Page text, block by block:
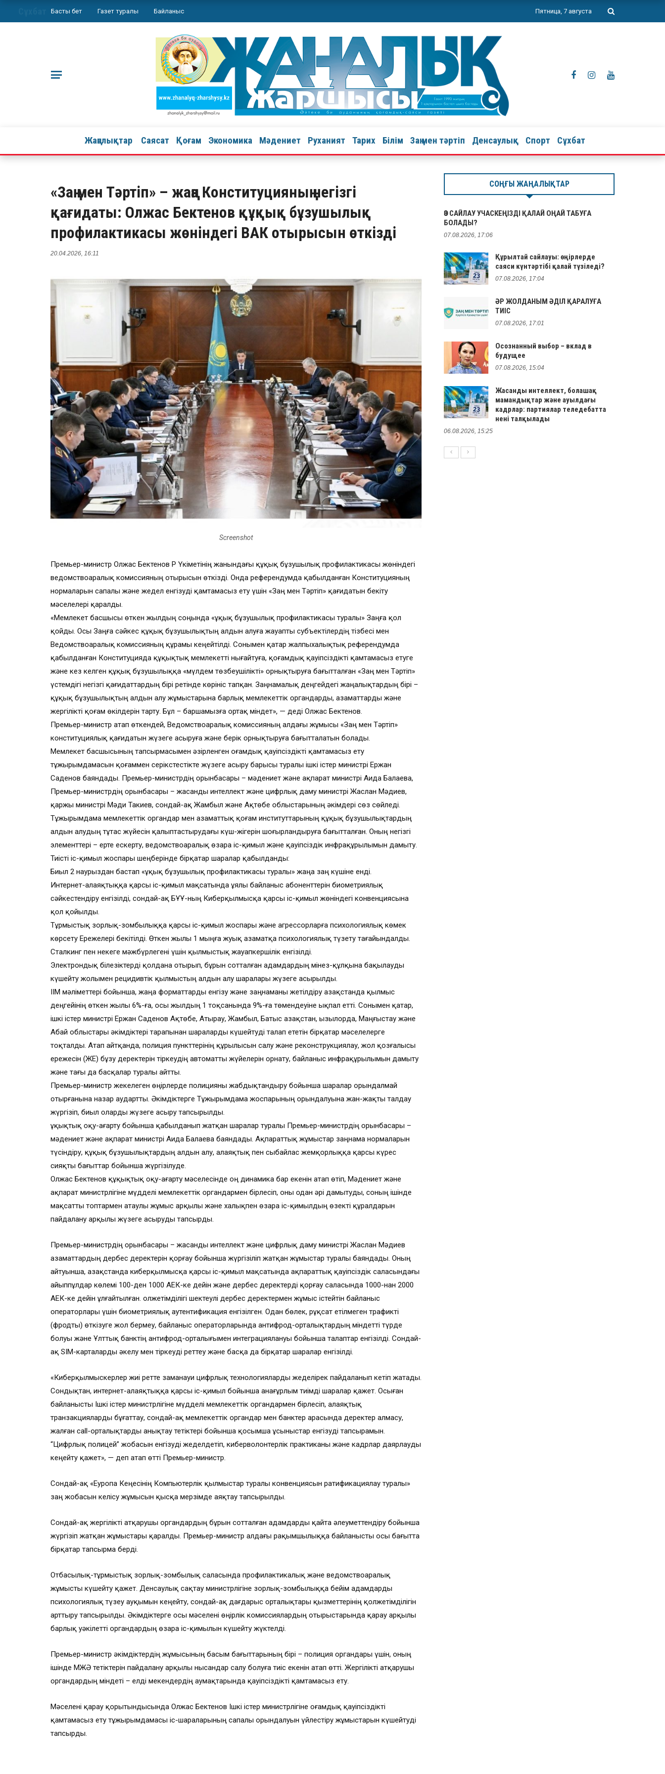
Басты бет Газет туралы Байланыс Пятница, 7 августа
Жаңалықтар Саясат Қоғам Экономика Мәдениет Руханият Тарих Білім Заң мен тәртіп Денсаулық Спорт Сұхбат
«Заң мен Тәртіп» – жаңа Конституцияның негізгі
қағидаты: Олжас Бектенов құқық бұзушылық
профилактикасы жөніндегі ВАК отырысын өткізді
20.04.2026, 16:11
Screenshot
Премьер-министр Олжас Бектенов ҚР Үкіметінің жанындағы құқық бұзушылық профилактикасы жөніндегі
ведомствоаралық комиссияның отырысын өткізді. Онда референдумда қабылданған Конституцияның
нормаларын сапалы және жедел енгізуді қамтамасыз ету үшін «Заң мен Тәртіп» қағидатын бекіту
мәселелері қаралды.
«Мемлекет басшысы өткен жылдың соңында «Құқық бұзушылық профилактикасы туралы» Заңға қол
қойды. Осы Заңға сәйкес құқық бұзушылықтың алдын алуға жауапты субъектілердің тізбесі мен
Ведомствоаралық комиссияның құрамы кеңейтілді. Сонымен қатар жалпыхалықтық референдумда
қабылданған Конституцияда құқықтық мемлекетті нығайтуға, қоғамдық қауіпсіздікті қамтамасыз етуге
және кез келген құқық бұзушылыққа «мүлдем төзбеушілікті» орнықтыруға бағытталған «Заң мен Тәртіп»
үстемдігі негізгі қағидаттардың бірі ретінде көрініс тапқан. Заңнамалық деңгейдегі жаңалықтардың бірі –
құқық бұзушылықтың алдын алу жұмыстарына барлық мемлекеттік органдарды, азаматтарды және
жергілікті қоғам өкілдерін тарту. Бұл – баршамызға ортақ міндет», — деді Олжас Бектенов.
Премьер-министр атап өткендей, Ведомствоаралық комиссияның алдағы жұмысы «Заң мен Тәртіп»
конституциялық қағидатын жүзеге асыруға және берік орнықтыруға бағытталатын болады.
Мемлекет басшысының тапсырмасымен әзірленген Қоғамдық қауіпсіздікті қамтамасыз ету
тұжырымдамасын қоғаммен серікстестікте жүзеге асыру барысы туралы ішкі істер министрі Ержан
Саденов баяндады. Премьер-министрдің орынбасары – мәдениет және ақпарат министрі Аида Балаева,
Премьер-министрдің орынбасары – жасанды интеллект және цифрлық даму министрі Жаслан Мәдиев,
қаржы министрі Мәди Такиев, сондай-ақ Жамбыл және Ақтөбе облыстарының әкімдері сөз сөйледі.
Тұжырымдама мемлекеттік органдар мен азаматтық қоғам институттарының құқық бұзушылықтардың
алдын алудың тұтас жүйесін қалыптастырудағы күш-жігерін шоғырландыруға бағытталған. Оның негізгі
элементтері – ерте ескерту, ведомствоаралық өзара іс-қимыл және қауіпсіздік инфрақұрылымын дамыту.
Тиісті іс-қимыл жоспары шеңберінде бірқатар шаралар қабылданды:
Биыл 2 наурыздан бастап «Құқық бұзушылық профилактикасы туралы» жаңа заң күшіне енді.
Интернет-алаяқтыққа қарсы іс-қимыл мақсатында ұялы байланыс абоненттерін биометриялық
сәйкестендіру енгізілді, сондай-ақ БҰҰ-ның Киберқылмысқа қарсы іс-қимыл жөніндегі конвенциясына
қол қойылды.
Тұрмыстық зорлық-зомбылыққа қарсы іс-қимыл жоспары және агрессорларға психологиялық көмек
көрсету Ережелері бекітілді. Өткен жылы 1 мыңға жуық азаматқа психологиялық түзету тағайындалды.
Сталкинг пен некеге мәжбүрлегені үшін қылмыстық жауапкершілік енгізілді.
Электрондық білезіктерді қолдана отырып, бұрын сотталған адамдардың мінез-құлқына бақылауды
күшейту жолымен рецидивтік қылмыстың алдын алу шаралары жүзеге асырылды.
ІІМ мәліметтері бойынша, жаңа форматтарды енгізу және заңнаманы жетілдіру Қазақстанда қылмыс
деңгейінің өткен жылы 6%-ға, осы жылдың 1 тоқсанында 9%-ға төмендеуіне ықпал етті. Сонымен қатар,
ішкі істер министрі Ержан Саденов Ақтөбе, Атырау, Жамбыл, Батыс Қазақстан, Қызылорда, Маңғыстау және
Абай облыстары әкімдіктері тарапынан шараларды күшейтуді талап ететін бірқатар мәселелерге
тоқталды. Атап айтқанда, полиция пункттерінің құрылысын салу және реконструкциялау, жол қозғалысы
ережесін (ЖҚЕ) бұзу деректерін тіркеудің автоматты жүйелерін орнату, байланыс инфрақұрылымын дамыту
және тағы да басқалар туралы айтты.
Премьер-министр жекелеген өңірлерде полицияны жабдықтандыру бойынша шаралар орындалмай
отырғанына назар аудартты. Әкімдіктерге Тұжырымдама жоспарының орындалуына жан-жақты талдау
жүргізіп, биыл оларды жүзеге асыру тапсырылды.
Құқықтық оқу-ағарту бойынша қабылданып жатқан шаралар туралы Премьер-министрдің орынбасары –
мәдениет және ақпарат министрі Аида Балаева баяндады. Ақпараттық жұмыстар заңнама нормаларын
түсіндіру, құқық бұзушылықтардың алдын алу, алаяқтық пен сыбайлас жемқорлыққа қарсы күрес
сияқты бағыттар бойынша жүргізілуде.
Олжас Бектенов құқықтық оқу-ағарту мәселесінде оң динамика бар екенін атап өтіп, Мәдениет және
ақпарат министрлігіне мүдделі мемлекеттік органдармен бірлесіп, оны одан әрі дамытуды, соның ішінде
мақсатты топтармен атаулы жұмыс арқылы және халықпен өзара іс-қимылдың өзекті құралдарын
пайдалану арқылы жүзеге асыруды тапсырды.
Премьер-министрдің орынбасары – жасанды интеллект және цифрлық даму министрі Жаслан Мәдиев
азаматтардың дербес деректерін қорғау бойынша жүргізіліп жатқан жұмыстар туралы баяндады. Оның
айтуынша, Қазақстанда киберқылмысқа қарсы іс-қимыл мақсатында ақпараттық қауіпсіздік саласындағы
айыппұлдар көлемі 100-ден 1000 АЕК-ке дейін және дербес деректерді қорғау саласында 1000-нан 2000
АЕК-ке дейін ұлғайтылған. Қолжетімділігі шектеулі дербес деректермен жұмыс істейтін байланыс
операторлары үшін биометриялық аутентификация енгізілген. Одан бөлек, рұқсат етілмеген трафикті
(фродты) өткізуге жол бермеу, байланыс операторларында антифрод-орталықтардың міндетті түрде
болуы және Ұлттық банктің антифрод-орталығымен интеграциялануы бойынша талаптар енгізілді. Сондай-
ақ SIM-карталарды әкелу мен тіркеуді реттеу және басқа да бірқатар шаралар енгізілді.
«Киберқылмыскерлер жиі ретте заманауи цифрлық технологияларды жеделірек пайдаланып кетіп жатады.
Сондықтан, интернет-алаяқтыққа қарсы іс-қимыл бойынша анағұрлым тиімді шаралар қажет. Осыған
байланысты Ішкі істер министрлігіне мүдделі мемлекеттік органдармен бірлесіп, алаяқтық
транзакцияларды бұғаттау, сондай-ақ мемлекеттік органдар мен банктер арасында деректер алмасу,
жалған call-орталықтарды анықтау тетіктері бойынша қосымша ұсыныстар енгізуді тапсырамын.
“Цифрлық полицей” жобасын енгізуді жеделдетіп, киберволонтерлік практиканы және кадрлар даярлауды
кеңейту қажет», — деп атап өтті Премьер-министр.
Сондай-ақ «Еуропа Кеңесінің Компьютерлік қылмыстар туралы конвенциясын ратификациялау туралы»
заң жобасын келісу жұмысын қысқа мерзімде аяқтау тапсырылды.
Сондай-ақ жергілікті атқарушы органдардың бұрын сотталған адамдарды қайта әлеуметтендіру бойынша
жүргізіп жатқан жұмыстары қаралды. Премьер-министр алдағы рақымшылыққа байланысты осы бағытта
бірқатар тапсырма берді.
Отбасылық-тұрмыстық зорлық-зомбылық саласында профилактикалық және ведомствоаралық
жұмысты күшейту қажет. Денсаулық сақтау министрлігіне зорлық-зомбылыққа бейім адамдарды
психологиялық түзеу ауқымын кеңейту, сондай-ақ дағдарыс орталықтары қызметтерінің қолжетімділігін
арттыру тапсырылды. Әкімдіктерге осы мәселені өңірлік комиссиялардың отырыстарында қарау арқылы
барлық уәкілетті органдардың өзара іс-қимылын күшейту жүктелді.
Премьер-министр әкімдіктердің жұмысының басым бағыттарының бірі – полиция органдары үшін, оның
ішінде МЖӘ тетіктерін пайдалану арқылы нысандар салу болуға тиіс екенін атап өтті. Жергілікті атқарушы
органдардың міндеті – елді мекендердің аумақтарында қауіпсіздікті қамтамасыз ету.
Мәселені қарау қорытындысында Олжас Бектенов Ішкі істер министрлігіне Қоғамдық қауіпсіздікті
қамтамасыз ету тұжырымдамасы іс-шараларының сапалы орындалуын үйлестіру жұмыстарын күшейтуді
тапсырды.
СОҢҒЫ ЖАҢАЛЫҚТАР
ӨЗ САЙЛАУ УЧАСКЕҢІЗДІ ҚАЛАЙ ОҢАЙ ТАБУҒА
БОЛАДЫ?
07.08.2026, 17:06
Құрылтай сайлауы: өңірлерде
саяси күнтәртібі қалай түзіледі?
07.08.2026, 17:04
ӘР ЖОЛДАНЫМ ӘДІЛ ҚАРАЛУҒА
ТИІС
07.08.2026, 17:01
Осознанный выбор – вклад в
будущее
07.08.2026, 15:04
Жасанды интеллект, болашақ
мамандықтар және ауылдағы
кадрлар: партиялар теледебатта
нені талқылады
06.08.2026, 15:25